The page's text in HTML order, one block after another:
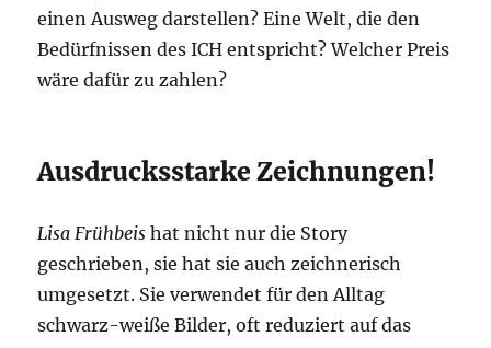
einen Ausweg darstellen? Eine Welt, die den
Bedürfnissen des ICH entspricht? Welcher Preis
wäre dafür zu zahlen?
Ausdrucksstarke Zeichnungen!
Lisa Frühbeis hat nicht nur die Story
geschrieben, sie hat sie auch zeichnerisch
umgesetzt. Sie verwendet für den Alltag
schwarz-weiße Bilder, oft reduziert auf das